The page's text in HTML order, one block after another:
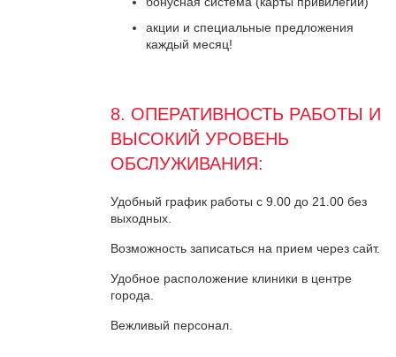
акции и специальные предложения
каждый месяц!
8. ОПЕРАТИВНОСТЬ РАБОТЫ И
ВЫСОКИЙ УРОВЕНЬ
ОБСЛУЖИВАНИЯ:
Удобный график работы с 9.00 до 21.00 без
выходных.
Возможность записаться на прием через сайт.
Удобное расположение клиники в центре
города.
Вежливый персонал.